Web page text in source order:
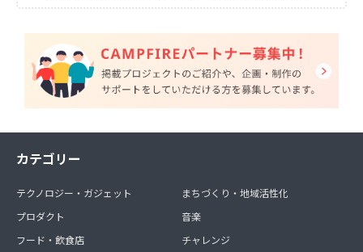
カテゴリー
テクノロジー・ガジェット
プロダクト
フード・飲食店
まちづくり・地域活性化
音楽
チャレンジ